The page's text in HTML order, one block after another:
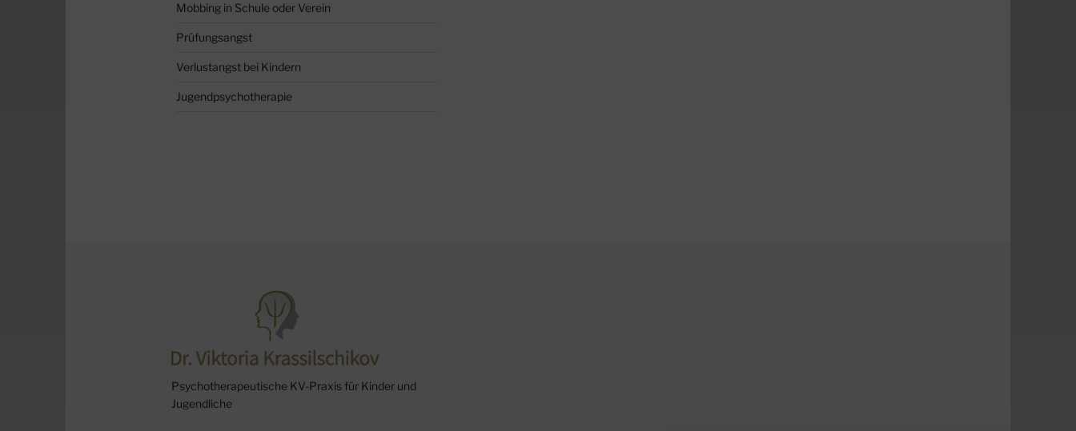
Mobbing in Schule oder Verein
Prüfungsangst
Verlustangst bei Kindern
Jugendpsychotherapie
Psychotherapeutische KV-Praxis für Kinder und
Jugendliche